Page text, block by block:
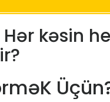
Hər kəsin